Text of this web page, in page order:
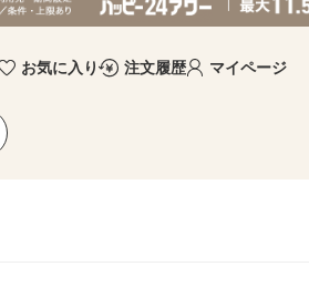
お気に入り 注文履歴 マイページ